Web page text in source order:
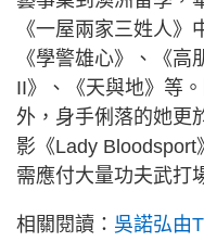
《一屋兩家三姓人
《學警雄心》、《
II》、《天與地》等
外，身手俐落的她更
影《Lady Bloodsport
需應付大量功夫武打
相關閱讀： 吳諾弘由